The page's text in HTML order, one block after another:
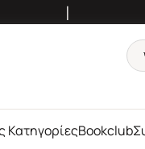
|
ΚατηγορίεςBookclub